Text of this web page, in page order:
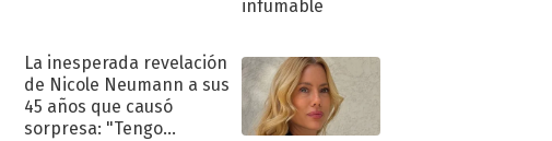
La inesperada revelación
de Nicole Neumann a sus
45 años que causó
sorpresa: "Tengo